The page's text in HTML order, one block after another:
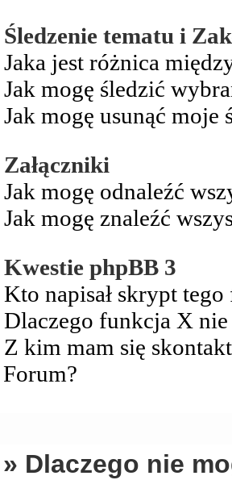
Śledzenie tematu i
Jaka jest różnica
Jak mogę śledzić
Jak mogę usunąć moje
Załączniki
Jak mogę odnaleźć
Jak mogę znaleźć
Kwestie phpBB 3
Kto napisał skrypt
Dlaczego funkcja X nie
Z kim mam się
Forum?
» Dlaczego nie